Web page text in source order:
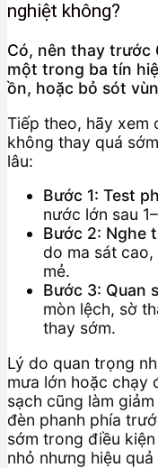
nghiệt không?
Có, nên thay trước
một trong ba tín
ồn, hoặc bỏ sót
Tiếp theo, hãy xem
không thay quá
lâu:
Bước 1: Test
nước lớn sau
Bước 2: Nghe
do ma sát
mẻ.
Bước 3: Quan
mòn lệch, sờ
thay sớm.
Lý do quan trọng
mưa lớn hoặc chạy
sạch cũng làm
đèn phanh phía
sớm trong điều
nhỏ nhưng hiệu